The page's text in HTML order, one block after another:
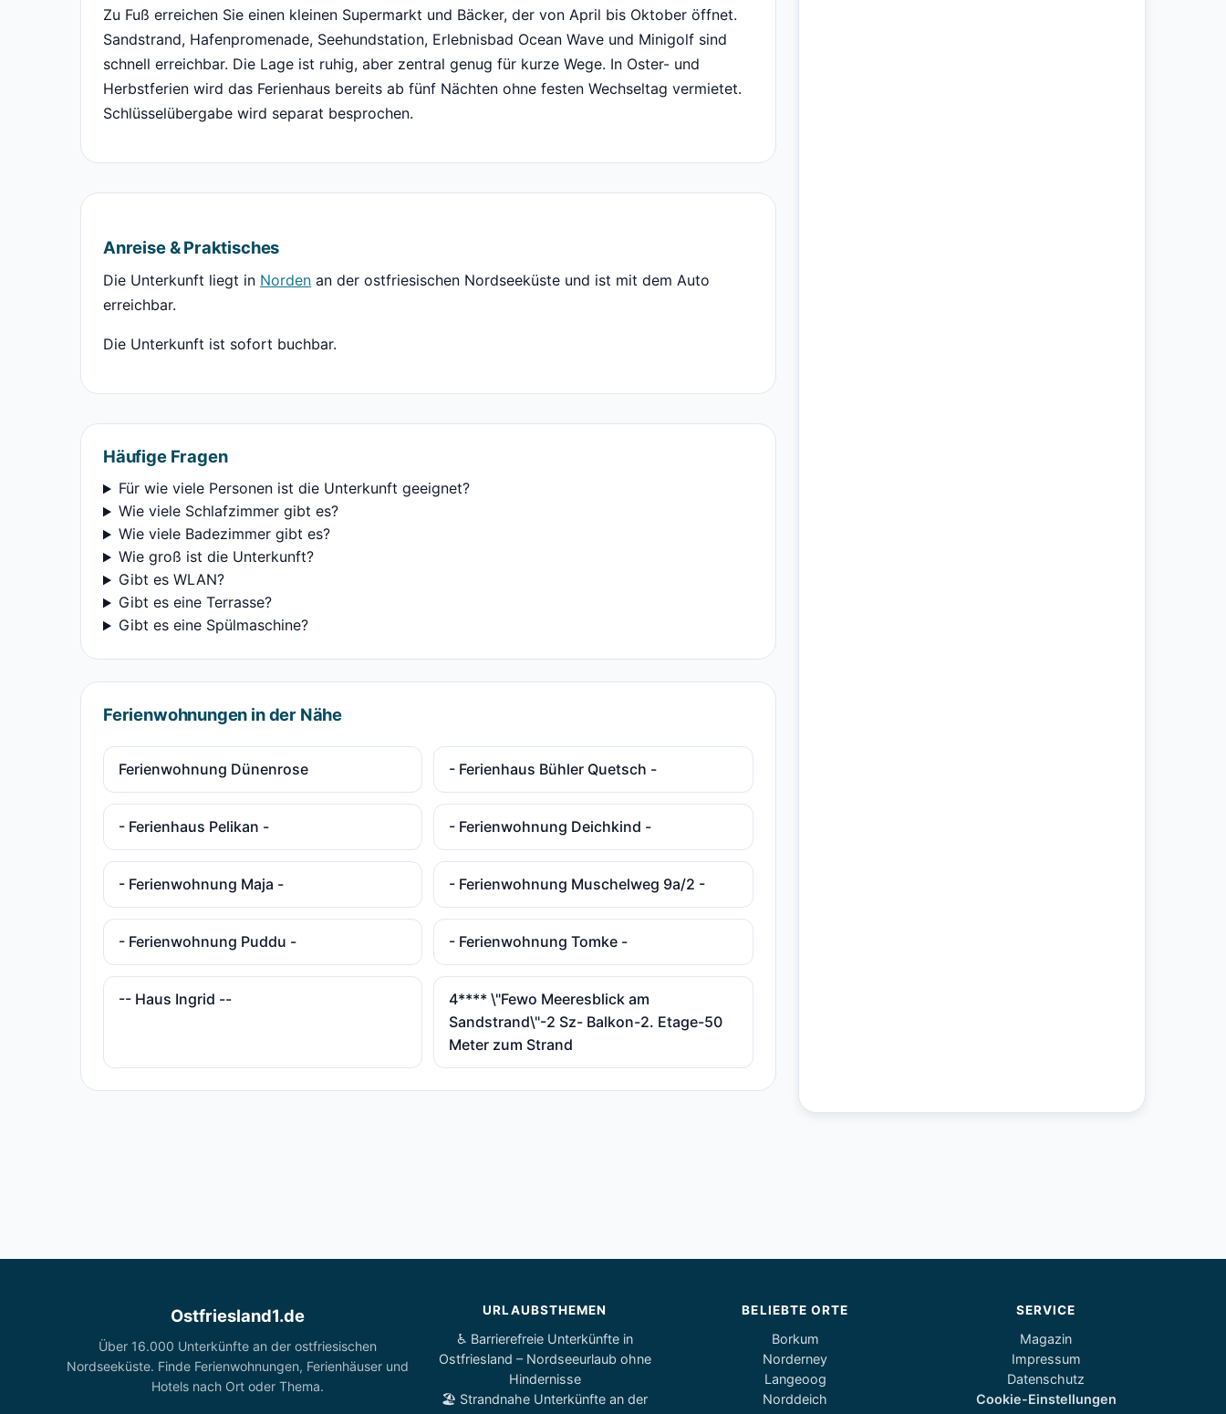
Zu Fuß erreichen Sie einen kleinen Supermarkt und Bäcker, der von April bis Oktober öffnet.
Sandstrand, Hafenpromenade, Seehundstation, Erlebnisbad Ocean Wave und Minigolf sind
schnell erreichbar. Die Lage ist ruhig, aber zentral genug für kurze Wege. In Oster- und
Herbstferien wird das Ferienhaus bereits ab fünf Nächten ohne festen Wechseltag vermietet.
Schlüsselübergabe wird separat besprochen.
Anreise & Praktisches
Die Unterkunft liegt in Norden an der ostfriesischen Nordseeküste und ist mit dem Auto
erreichbar.
Die Unterkunft ist sofort buchbar.
Häufige Fragen
Für wie viele Personen ist die Unterkunft geeignet?
Wie viele Schlafzimmer gibt es?
Wie viele Badezimmer gibt es?
Wie groß ist die Unterkunft?
Gibt es WLAN?
Gibt es eine Terrasse?
Gibt es eine Spülmaschine?
Ferienwohnungen in der Nähe
Ferienwohnung Dünenrose - Ferienhaus Bühler Quetsch -
- Ferienhaus Pelikan - - Ferienwohnung Deichkind -
- Ferienwohnung Maja - - Ferienwohnung Muschelweg 9a/2 -
- Ferienwohnung Puddu - - Ferienwohnung Tomke -
-- Haus Ingrid --
4**** \"Fewo Meeresblick am
Sandstrand\"-2 Sz- Balkon-2. Etage-50
Meter zum Strand
Ostfriesland1.de
Über 16.000 Unterkünfte an der ostfriesischen
Nordseeküste. Finde Ferienwohnungen, Ferienhäuser und
Hotels nach Ort oder Thema.
URLAUBSTHEMEN
♿ Barrierefreie Unterkünfte in
Ostfriesland – Nordseeurlaub ohne
Hindernisse
🏖️ Strandnahe Unterkünfte an der
BELIEBTE ORTE
Borkum
Norderney
Langeoog
Norddeich
SERVICE
Magazin
Impressum
Datenschutz
Cookie-Einstellungen